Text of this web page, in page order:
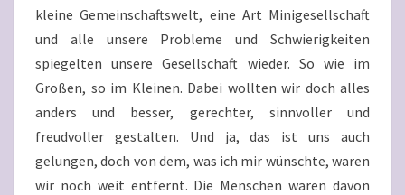
kleine Gemeinschaftswelt, eine Art Minigesellschaft
und alle unsere Probleme und Schwierigkeiten
spiegelten unsere Gesellschaft wieder. So wie im
Großen, so im Kleinen. Dabei wollten wir doch alles
anders und besser, gerechter, sinnvoller und
freudvoller gestalten. Und ja, das ist uns auch
gelungen, doch von dem, was ich mir wünschte, waren
wir noch weit entfernt. Die Menschen waren davon